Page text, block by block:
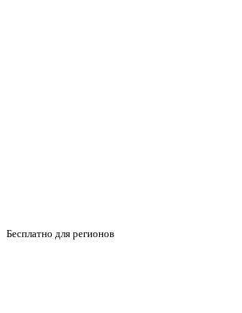
Бесплатно для регионов